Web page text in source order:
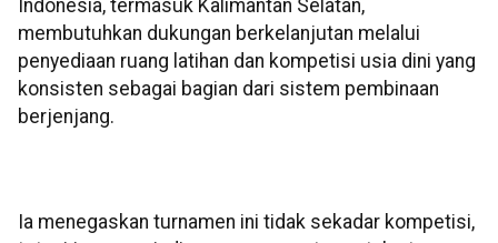
Indonesia, termasuk Kalimantan Selatan,
membutuhkan dukungan berkelanjutan melalui
penyediaan ruang latihan dan kompetisi usia dini yang
konsisten sebagai bagian dari sistem pembinaan
berjenjang.
Ia menegaskan turnamen ini tidak sekadar kompetisi,